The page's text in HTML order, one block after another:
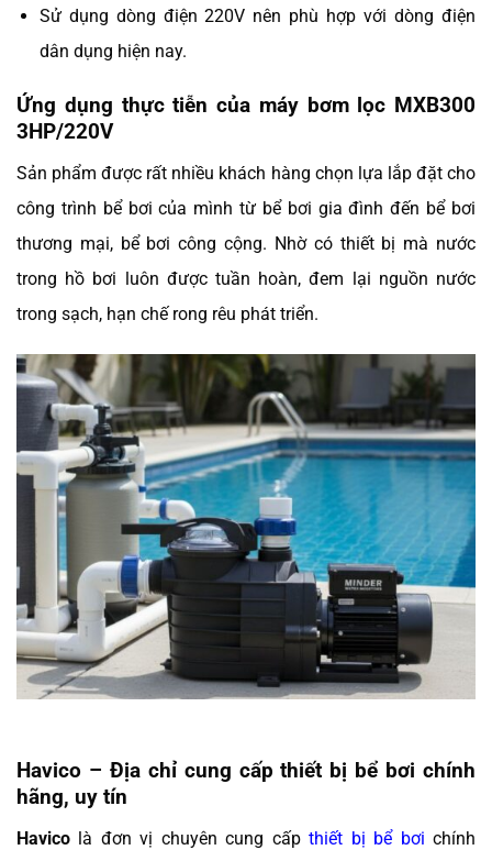
Sử dụng dòng điện 220V nên phù hợp với dòng điện
dân dụng hiện nay.
Ứng dụng thực tiễn của máy bơm lọc MXB300
3HP/220V
Sản phẩm được rất nhiều khách hàng chọn lựa lắp đặt cho
công trình bể bơi của mình từ bể bơi gia đình đến bể bơi
thương mại, bể bơi công cộng. Nhờ có thiết bị mà nước
trong hồ bơi luôn được tuần hoàn, đem lại nguồn nước
trong sạch, hạn chế rong rêu phát triển.
Havico – Địa chỉ cung cấp thiết bị bể bơi chính
hãng, uy tín
Havico là đơn vị chuyên cung cấpthiết bị bể bơi chính